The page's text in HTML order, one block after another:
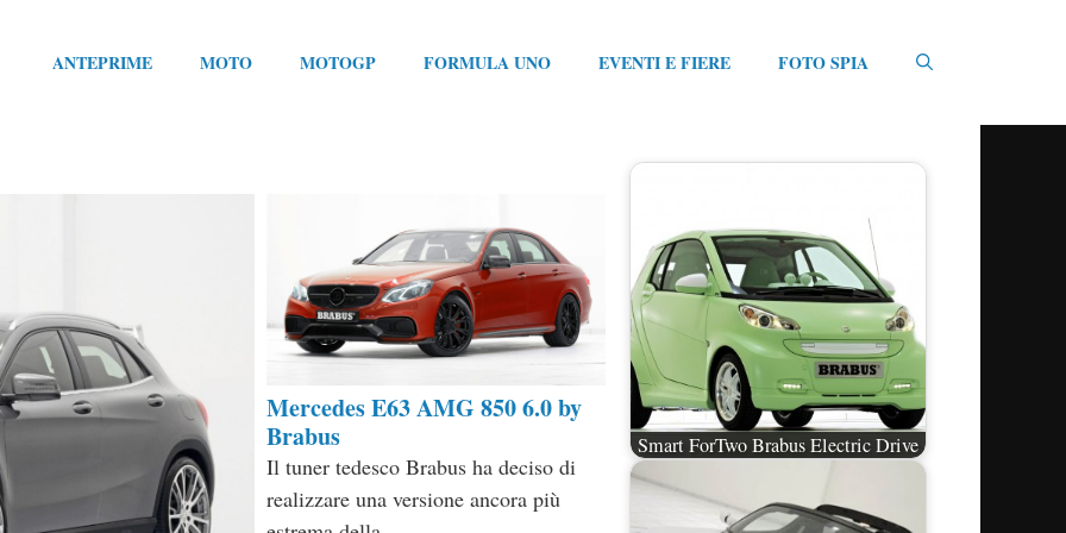
ANTEPRIME MOTO MOTOGP FORMULA UNO EVENTI E FIERE FOTO SPIA
Mercedes E63 AMG 850 6.0 by
Brabus
Il tuner tedesco Brabus ha deciso di
realizzare una versione ancora più
Smart ForTwo Brabus Electric Drive